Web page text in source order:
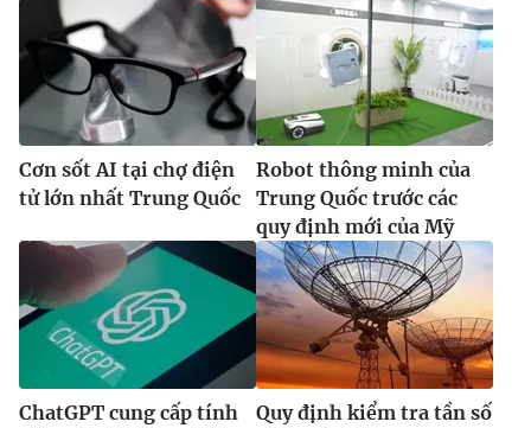
Cơn sốt AI tại chợ điện
tử lớn nhất Trung Quốc
Robot thông minh của
Trung Quốc trước các
quy định mới của Mỹ
ChatGPT cung cấp tính
Quy định kiểm tra tần số